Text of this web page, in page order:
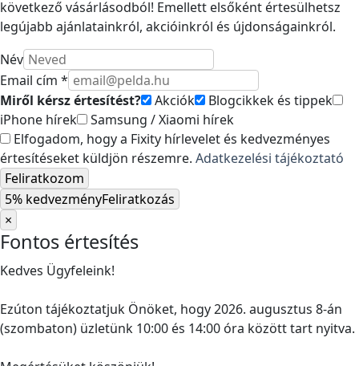
következő vásárlásodból! Emellett elsőként értesülhetsz
legújabb ajánlatainkról, akcióinkról és újdonságainkról.
Név
Email cím *
Miről kérsz értesítést?
Akciók
Blogcikkek és tippek
iPhone hírek
Samsung / Xiaomi hírek
Elfogadom, hogy a Fixity hírlevelet és kedvezményes
értesítéseket küldjön részemre. Adatkezelési tájékoztató
Feliratkozom
5% kedvezményFeliratkozás
×
Fontos értesítés
Kedves Ügyfeleink!
Ezúton tájékoztatjuk Önöket, hogy 2026. augusztus 8-án
(szombaton) üzletünk 10:00 és 14:00 óra között tart nyitva.